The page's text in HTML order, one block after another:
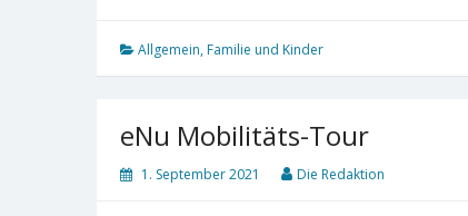
Allgemein, Familie und Kinder
eNu Mobilitäts-Tour
1. September 2021 Die Redaktion